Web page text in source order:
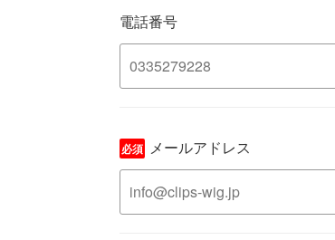
電話番号
必須 メールアドレス